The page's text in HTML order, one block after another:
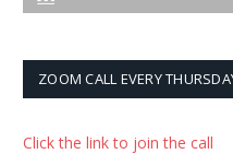
ZOOM CALL EVERY
Click the link to join the call